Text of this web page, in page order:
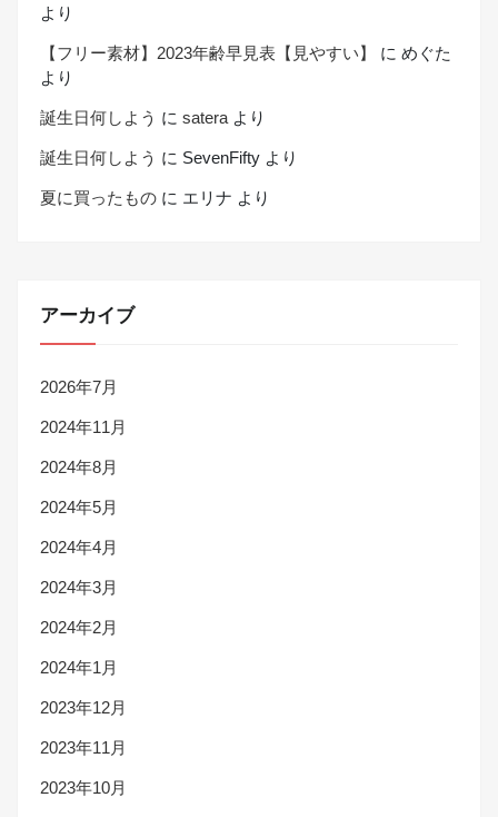
より
【フリー素材】2023年齢早見表【見やすい】 に めぐた
より
誕生日何しよう に sateraより
誕生日何しよう に SevenFifty より
夏に買ったもの に エリナ より
アーカイブ
2026年7月
2024年11月
2024年8月
2024年5月
2024年4月
2024年3月
2024年2月
2024年1月
2023年12月
2023年11月
2023年10月